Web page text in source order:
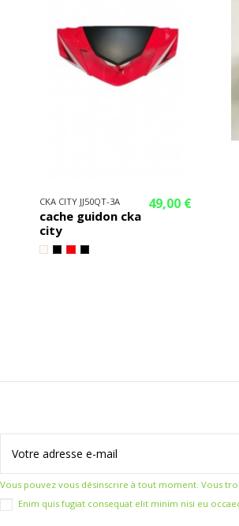
CKA CITY JJ50QT-3A
cache guidon cka
city
49,00 €
Vous pouvez vous désinscrire à tout moment. Vous
Enim quis fugiat consequat elit minim nisi eu